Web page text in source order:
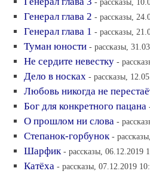
Генерал глава 2 - рассказы,
Генерал глава 1 - рассказы,
Туман юности - рассказы,
Не сердите невестку -
Дело в носках - рассказы,
Любовь никогда не
Бог для конкретного пацана
О прошлом ни слова -
Степанок-горбунок -
Шарфик - рассказы, 06.12.2019
Катёха - рассказы, 07.12.2019